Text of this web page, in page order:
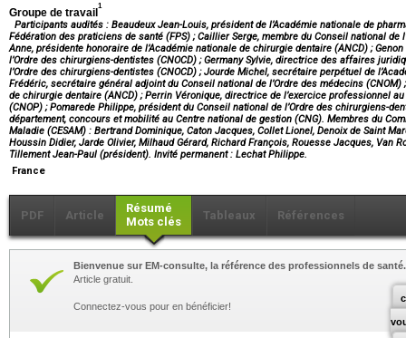
Groupe de travail
1
Participants audités : Beaudeux Jean-Louis, président de l’Académie nationale de
Fédération des praticiens de santé (FPS) ; Caillier Serge, membre du Conseil national de
Anne, présidente honoraire de l’Académie nationale de chirurgie dentaire (ANCD) ;
l’Ordre des chirurgiens-dentistes (CNOCD) ; Germany Sylvie, directrice des affaires
l’Ordre des chirurgiens-dentistes (CNOCD) ; Jourde Michel, secrétaire perpétuel de
Frédéric, secrétaire général adjoint du Conseil national de l’Ordre des médecins
de chirurgie dentaire (ANCD) ; Perrin Véronique, directrice de l’exercice professionnel
(CNOP) ; Pomarede Philippe, président du Conseil national de l’Ordre des chirurgiens-
département, concours et mobilité au Centre national de gestion (CNG). Membres du
Maladie (CESAM) : Bertrand Dominique, Caton Jacques, Collet Lionel, Denoix de Saint
Houssin Didier, Jarde Olivier, Milhaud Gérard, Richard François, Rouesse Jacques, Van
Tillement Jean-Paul (président). Invité permanent : Lechat Philippe.
France
PDF Article
Résumé
Mots clés
Tableaux Références
Bienvenue sur EM-consulte, la référence des professionnels de santé.
Article gratuit.
Connectez-vous pour en bénéficier!